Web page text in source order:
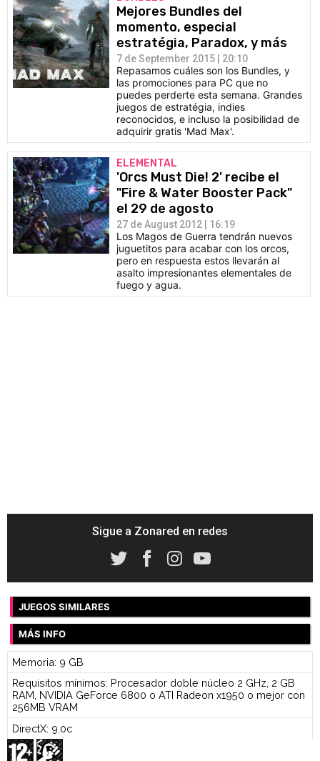
Mejores Bundles del
momento, especial
estratégia, Paradox, y más
7 de September 2015 | 20:10
Repasamos cuáles son los Bundles, y
las promociones para PC que no
puedes perderte esta semana. Grandes
juegos de estratégia, indies
reconocidos, e incluso la posibilidad de
adquirir gratis 'Mad Max'.
ELEMENTAL
'Orcs Must Die! 2' recibe el
"Fire & Water Booster Pack"
el 29 de agosto
27 de August 2012 | 16:19
Los Magos de Guerra tendrán nuevos
juguetitos para acabar con los orcos,
pero en respuesta estos llevarán al
asalto impresionantes elementales de
fuego y agua.
Sigue a Zonared en redes
JUEGOS SIMILARES
MÁS INFO
Memoria: 9 GB
Requisitos mínimos: Procesador doble núcleo 2 GHz, 2 GB
RAM, NVIDIA GeForce 6800 o ATI Radeon x1950 o mejor con
256MB VRAM
DirectX: 9.0c